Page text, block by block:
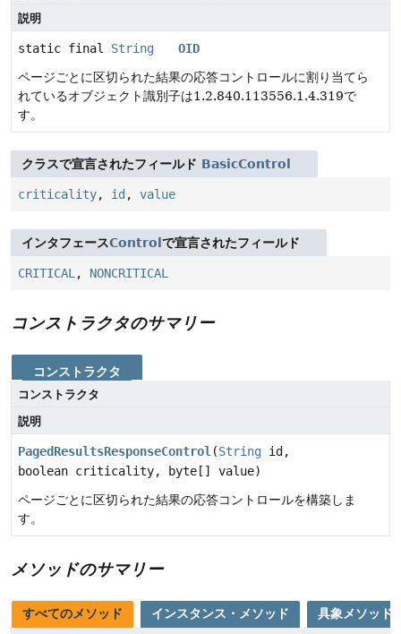
説明
static final String
OID
ページごとに区切られた結果の応答コントロールに割り当てら
れているオブジェクト識別子は1.2.840.113556.1.4.319で
す。
クラスで宣言されたフィールド BasicControl
criticality, id , value
インタフェースControl で宣言されたフィールド
CRITICAL, NONCRITICAL
コンストラクタのサマリー
コンストラクタ
コンストラクタ
説明
PagedResultsResponseControl(String id,
boolean criticality, byte[] value)
ページごとに区切られた結果の応答コントロールを構築しま
す。
メソッドのサマリー
すべてのメソッド インスタンス・メソッド 具象メソッド